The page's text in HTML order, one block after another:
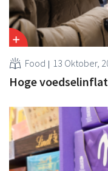
Food 13 Oktober,
Hoge